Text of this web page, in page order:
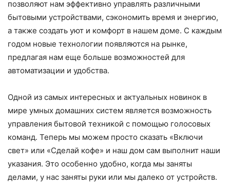
позволяют нам эффективно управлять различными
бытовыми устройствами, сэкономить время и энергию,
а также создать уют и комфорт в нашем доме. С каждым
годом новые технологии появляются на рынке,
предлагая нам еще больше возможностей для
автоматизации и удобства.
Одной из самых интересных и актуальных новинок в
мире умных домашних систем является возможность
управления бытовой техникой с помощью голосовых
команд. Теперь мы можем просто сказать «Включи
свет» или «Сделай кофе» и наш дом сам выполнит наши
указания. Это особенно удобно, когда мы заняты
делами, у нас заняты руки или мы далеко от устройств.